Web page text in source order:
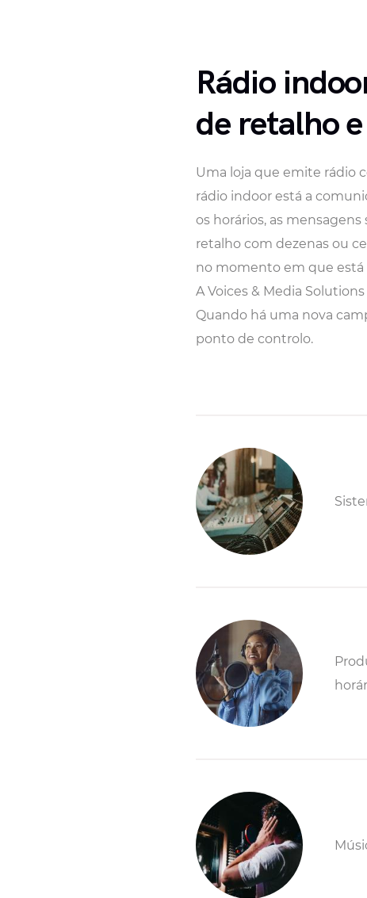
Rádio
de retalho
Uma loja que emite rádio
rádio indoor está a
os horários, as
retalho com dezenas ou
no momento em que está
A Voices & Media
Quando há uma nova
ponto de controlo.